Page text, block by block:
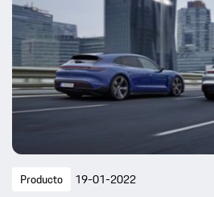
Producto 19-01-2022